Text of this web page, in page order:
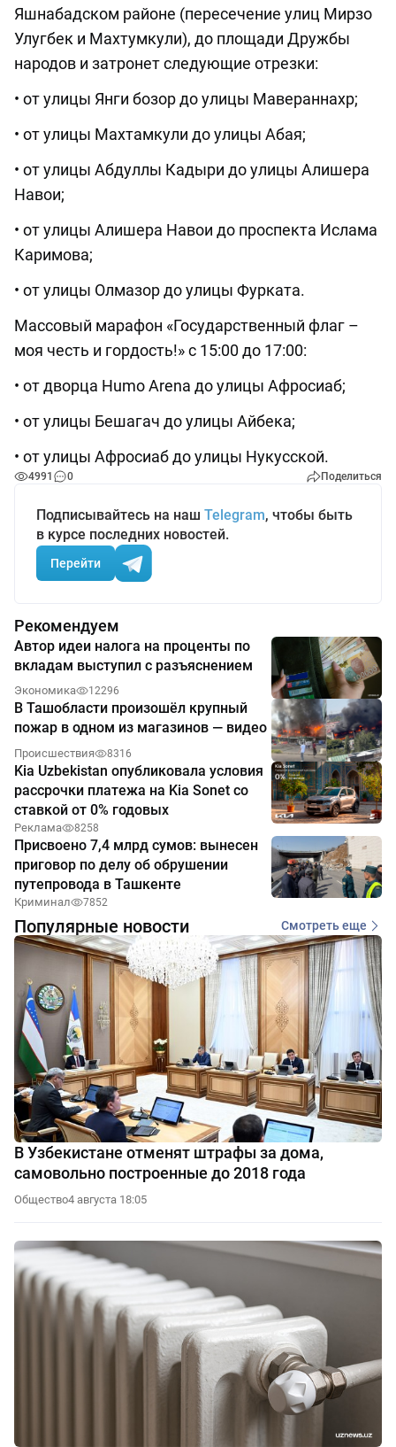
Яшнабадском районе (пересечение улиц Мирзо
Улугбек и Махтумкули), до площади Дружбы
народов и затронет следующие отрезки:
• от улицы Янги бозор до улицы Мавераннахр;
• от улицы Махтамкули до улицы Абая;
• от улицы Абдуллы Кадыри до улицы Алишера
Навои;
• от улицы Алишера Навои до проспекта Ислама
Каримова;
• от улицы Олмазор до улицы Фурката.
Массовый марафон «Государственный флаг –
моя честь и гордость!» с 15:00 до 17:00:
• от дворца Humo Arena до улицы Афросиаб;
• от улицы Бешагач до улицы Айбека;
• от улицы Афросиаб до улицы Нукусской.
4991 0 Поделиться
Подписывайтесь на наш Telegram, чтобы быть
в курсе последних новостей.
Перейти
Рекомендуем
Автор идеи налога на проценты по
вкладам выступил с разъяснением
Экономика 12296
В Ташобласти произошёл крупный
пожар в одном из магазинов — видео
Происшествия 8316
Kia Uzbekistan опубликовала условия
рассрочки платежа на Kia Sonet со
ставкой от 0% годовых
Реклама 8258
Присвоено 7,4 млрд сумов: вынесен
приговор по делу об обрушении
путепровода в Ташкенте
Криминал 7852
Популярные новости Смотреть еще
В Узбекистане отменят штрафы за дома,
самовольно построенные до 2018 года
Общество4 августа 18:05